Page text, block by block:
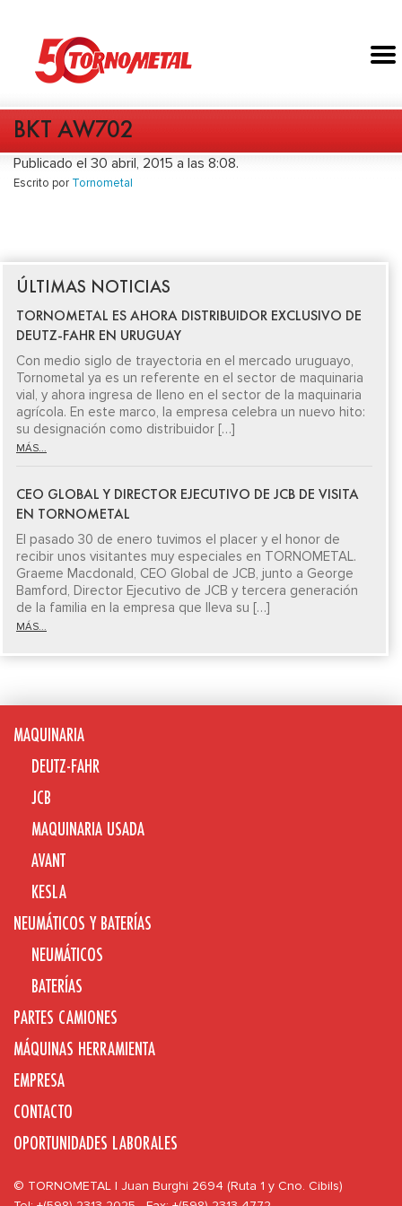
BKT AW702
Publicado el 30 abril, 2015 a las 8:08.
Escrito por Tornometal
ÚLTIMAS NOTICIAS
TORNOMETAL ES AHORA DISTRIBUIDOR EXCLUSIVO DE
DEUTZ-FAHR EN URUGUAY
Con medio siglo de trayectoria en el mercado uruguayo,
Tornometal ya es un referente en el sector de maquinaria
vial, y ahora ingresa de lleno en el sector de la maquinaria
agrícola. En este marco, la empresa celebra un nuevo hito:
su designación como distribuidor […]
MÁS...
CEO GLOBAL Y DIRECTOR EJECUTIVO DE JCB DE VISITA
EN TORNOMETAL
El pasado 30 de enero tuvimos el placer y el honor de
recibir unos visitantes muy especiales en TORNOMETAL.
Graeme Macdonald, CEO Global de JCB, junto a George
Bamford, Director Ejecutivo de JCB y tercera generación
de la familia en la empresa que lleva su […]
MÁS...
MAQUINARIA
DEUTZ-FAHR
JCB
MAQUINARIA USADA
AVANT
KESLA
NEUMÁTICOS Y BATERÍAS
NEUMÁTICOS
BATERÍAS
PARTES CAMIONES
MÁQUINAS HERRAMIENTA
EMPRESA
CONTACTO
OPORTUNIDADES LABORALES
© TORNOMETAL | Juan Burghi 2694 (Ruta 1 y Cno. Cibils)